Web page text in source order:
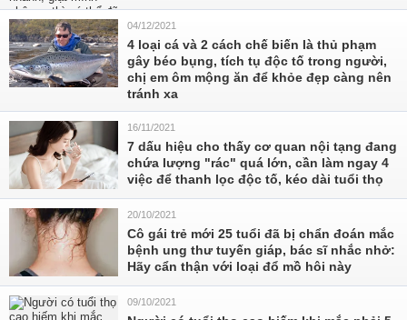
04/12/2021
4 loại cá và 2 cách chế biến là thủ phạm
gây béo bụng, tích tụ độc tố trong người,
chị em ôm mộng ăn để khỏe đẹp càng nên
tránh xa
16/11/2021
7 dấu hiệu cho thấy cơ quan nội tạng đang
chứa lượng "rác" quá lớn, cần làm ngay 4
việc để thanh lọc độc tố, kéo dài tuổi thọ
20/10/2021
Cô gái trẻ mới 25 tuổi đã bị chẩn đoán mắc
bệnh ung thư tuyến giáp, bác sĩ nhắc nhở:
Hãy cẩn thận với loại đổ mồ hôi này
09/10/2021